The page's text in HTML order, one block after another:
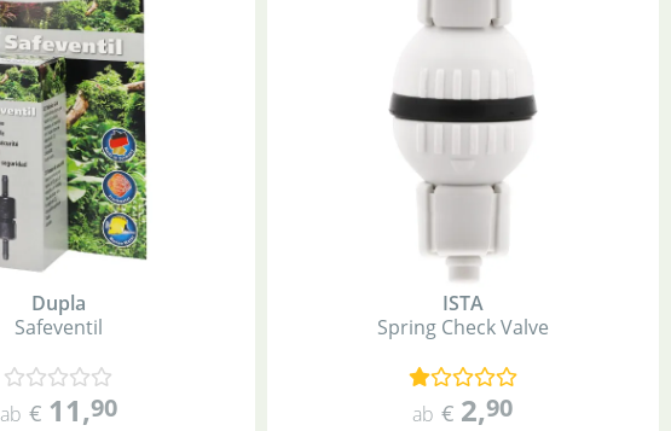
Dupla
Safeventil
ab € 11,90
ISTA
Spring Check Valve
ab € 2,90